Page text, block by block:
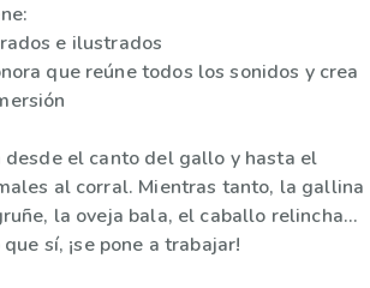
e ilustrados
que reúne todos los sonidos y crea
desde el canto del gallo y hasta el
al corral. Mientras tanto, la gallina
la oveja bala, el caballo relincha…
sí, ¡se pone a trabajar!